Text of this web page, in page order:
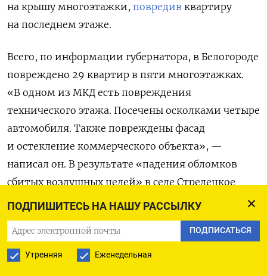
ПОДПИШИТЕСЬ НА НАШУ РАССЫЛКУ
ПОДПИСАТЬСЯ
Утренняя Еженедельная
на крышу многоэтажки, повредив квартиру
на последнем этаже.
Всего, по информации губернатора, в Белогороде
повреждено 29 квартир в пяти многоэтажках.
«В одном из МКД есть повреждения
технического этажа. Посечены осколками четыре
автомобиля. Также повреждены фасад
и остекление коммерческого объекта», —
написал он. В результате «падения обломков
сбитых воздушных целей» в селе Стрелецкое
Яковлевского округа повреждения получили два
частных дома и две машины.
ВСУ, вероятно, применили РСЗО HIMARS для